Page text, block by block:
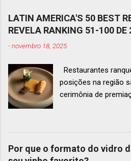
LATIN AMERICA'S 50 BEST
REVELA RANKING 51-100 DE
-novembro 18, 2025
Restaurantes
posições na região
cerimônia de
de dezembro
Prato do
bem ranqueado na
America’s 50 Best
Por que o formato do vidro